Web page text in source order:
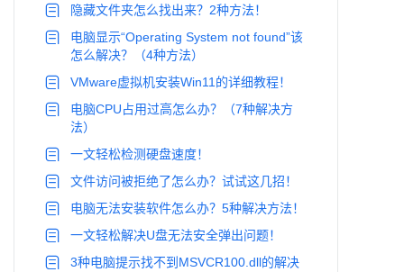
隐藏文件夹怎么找出来？2种方法！
电脑显示“Operating System not found”该
怎么解决？（4种方法）
VMware虚拟机安装Win11的详细教程！
电脑CPU占用过高怎么办？（7种解决方
法）
一文轻松检测硬盘速度！
文件访问被拒绝了怎么办？试试这几招！
电脑无法安装软件怎么办？5种解决方法！
一文轻松解决U盘无法安全弹出问题！
3种电脑提示找不到MSVCR100.dll的解决